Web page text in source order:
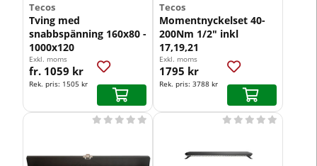
Tecos
Tving med
snabbspänning 160x80 -
1000x120
Exkl. moms
fr. 1059 kr
Rek. pris: 1505 kr
Tecos
Momentnyckelset 40-
200Nm 1/2" inkl
17,19,21
Exkl. moms
1795 kr
Rek. pris: 3788 kr
         